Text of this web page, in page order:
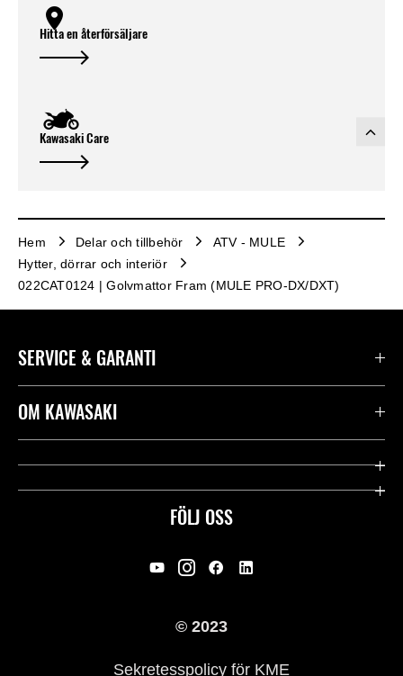
Hitta en återförsäljare
Kawasaki Care
Hem Delar och tillbehör
ATV - MULE
Hytter, dörrar och interiör
022CAT0124 | Golvmattor Fram (MULE PRO-DX/DXT)
FÖLJ OSS
SERVICE & GARANTI
Kontakta oss
Användbara länkar
Rättsligt & Sekretess
OM KAWASAKI
Företag
© 2023
Sekretesspolicy för KME